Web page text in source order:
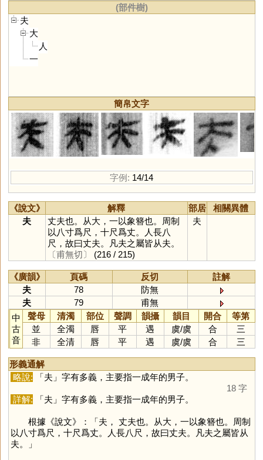
(部件樹)
夫
大
人
一
簡帛文字
字例: 14/14
《說文》 解釋 部居
相關異體
夫
丈夫也。从大，一以象簪也。周制
以八寸爲尺，十尺爲丈。人長八
尺，故曰丈夫。凡夫之屬皆从夫。
〔甫無切〕
(216 / 215)
夫
《廣韻》 頁碼 反切
註解
夫
78
防無
夫
79
甫無
中
古
音
聲母 清濁 部位 聲調 韻攝 韻目 開合
等第
並
全濁 唇 平 遇 虞/虞 合
三
非
全清 唇 平 遇 虞/虞 合 三
形義通解
略說: 「夫 」字有多義，主要指一成年的男子。
18 字
詳解: 「夫 」字有多義，主要指一成年的男子。
根據《說文》：「夫， 丈夫也。从大，一以象簪也。周制
以八寸爲尺，十尺爲丈。人長八尺，故曰丈夫。凡夫之屬皆从
夫。」